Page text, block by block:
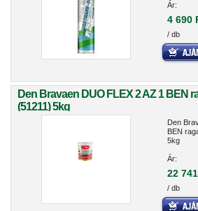
Ár:
4 690
/ db
Den Bravaen DUO FLEX 2 AZ 1 BEN
(51211) 5kg
Den
BEN
5kg
Ár:
22
/ db